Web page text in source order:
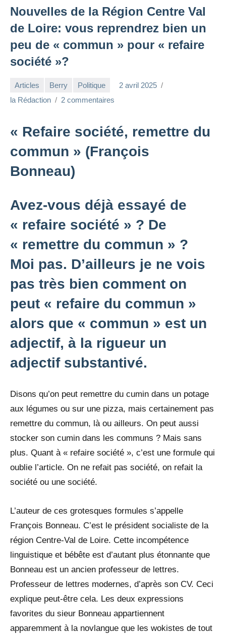
Nouvelles de la Région Centre Val
de Loire: vous reprendrez bien un
peu de « commun » pour « refaire
société »?
Articles Berry Politique
2 avril 2025
la Rédaction
2 commentaires
« Refaire société, remettre du
commun » (François
Bonneau)
Avez-vous déjà essayé de
« refaire société » ? De
« remettre du commun » ?
Moi pas. D’ailleurs je ne vois
pas très bien comment on
peut « refaire du commun »
alors que « commun » est un
adjectif, à la rigueur un
adjectif substantivé.
Disons qu’on peut remettre du cumin dans un potage
aux légumes ou sur une pizza, mais certainement pas
remettre du commun, là ou ailleurs. On peut aussi
stocker son cumin dans les communs ? Mais sans
plus. Quant à « refaire société », c’est une formule qui
oublie l’article. On ne refait pas société, on refait la
société ou une société.
L’auteur de ces grotesques formules s’appelle
François Bonneau. C’est le président socialiste de la
région Centre-Val de Loire. Cette incompétence
linguistique et bébête est d’autant plus étonnante que
Bonneau est un ancien professeur de lettres.
Professeur de lettres modernes, d’après son CV. Ceci
explique peut-être cela. Les deux expressions
favorites du sieur Bonneau appartiennent
apparemment à la novlangue que les wokistes de tout